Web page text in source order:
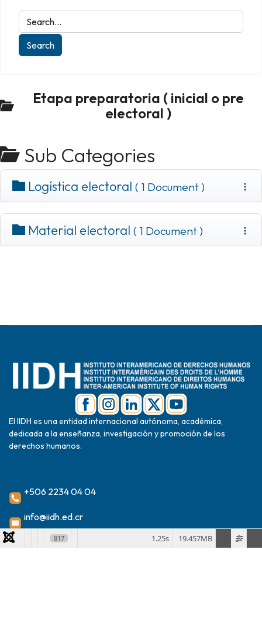
Etapa preparatoria ( inicial o pre
electoral )
Sub Categories
Logística electoral ( 1 Document )
Material electoral ( 1 Document )
El IIDH es una entidad internacional autónoma, académica,
dedicada a la enseñanza, investigación y promoción de los
derechos humanos.
+506 2234 04 04
info@iidh.ed.cr
2024 Instituto Interamericano de Derechos Humanos
817 19.457MB
1.25s